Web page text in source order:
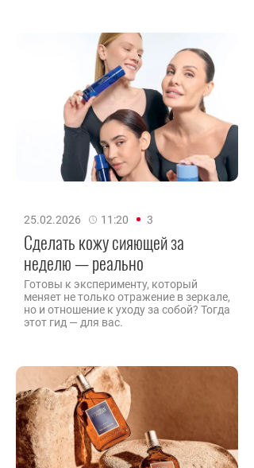
25.02.2026 11:20 3
Сделать кожу сияющей за
неделю — реально
Готовы к эксперименту, который
меняет не только отражение в зеркале,
но и отношение к уходу за собой? Тогда
этот гид — для вас.